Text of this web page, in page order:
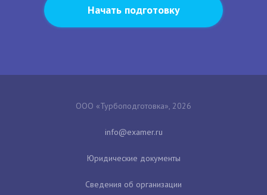
Начать подготовку
ООО «Турбоподготовка», 2026
Юридические документы
Сведения об организации